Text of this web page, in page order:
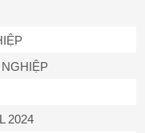
2024